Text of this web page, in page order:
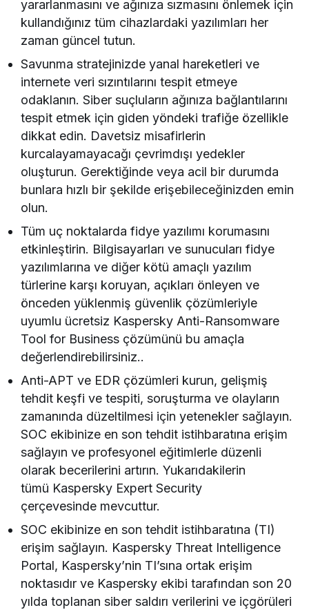
yararlanmasını ve ağınıza sızmasını önlemek için
kullandığınız tüm cihazlardaki yazılımları her
zaman güncel tutun.
Savunma stratejinizde yanal hareketleri ve
internete veri sızıntılarını tespit etmeye
odaklanın. Siber suçluların ağınıza bağlantılarını
tespit etmek için giden yöndeki trafiğe özellikle
dikkat edin. Davetsiz misafirlerin
kurcalayamayacağı çevrimdışı yedekler
oluşturun. Gerektiğinde veya acil bir durumda
bunlara hızlı bir şekilde erişebileceğinizden emin
olun.
Tüm uç noktalarda fidye yazılımı korumasını
etkinleştirin. Bilgisayarları ve sunucuları fidye
yazılımlarına ve diğer kötü amaçlı yazılım
türlerine karşı koruyan, açıkları önleyen ve
önceden yüklenmiş güvenlik çözümleriyle
uyumlu ücretsiz Kaspersky Anti-Ransomware
Tool for Business çözümünü bu amaçla
değerlendirebilirsiniz..
Anti-APT ve EDR çözümleri kurun, gelişmiş
tehdit keşfi ve tespiti, soruşturma ve olayların
zamanında düzeltilmesi için yetenekler sağlayın.
SOC ekibinize en son tehdit istihbaratına erişim
sağlayın ve profesyonel eğitimlerle düzenli
olarak becerilerini artırın. Yukarıdakilerin
tümü Kaspersky Expert Security
çerçevesinde mevcuttur.
SOC ekibinize en son tehdit istihbaratına (TI)
erişim sağlayın. Kaspersky Threat Intelligence
Portal, Kaspersky’nin TI’sına ortak erişim
noktasıdır ve Kaspersky ekibi tarafından son 20
yılda toplanan siber saldırı verilerini ve içgörüleri